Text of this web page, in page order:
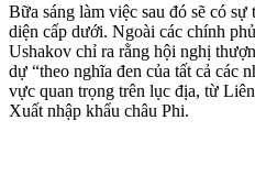
Bữa sáng làm việc sau đó sẽ có sự
diện cấp dưới. Ngoài các chính
Ushakov chỉ ra rằng hội nghị
dự “theo nghĩa đen của tất cả các
vực quan trọng trên lục địa, từ
Xuất nhập khẩu châu Phi.